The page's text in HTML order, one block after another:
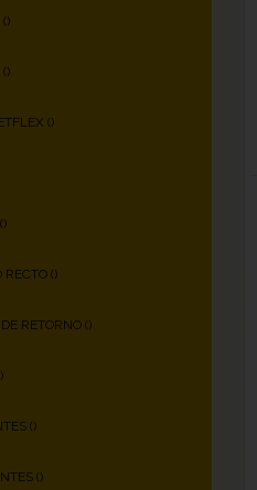
)
)
()
)
()
RETORNO ()
)
()
()